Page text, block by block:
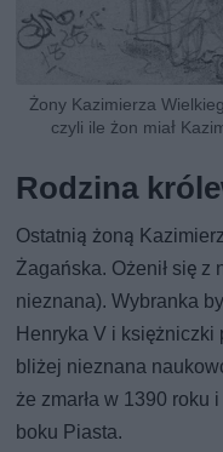
Żony Kazimierza
czyli ile żon miał
Rodzina
Ostatnią żoną
Żagańska. Ożenił się
nieznana). Wybranka
Henryka V i księżniczki
bliżej nieznana
że zmarła w 1390 roku
boku Piasta.